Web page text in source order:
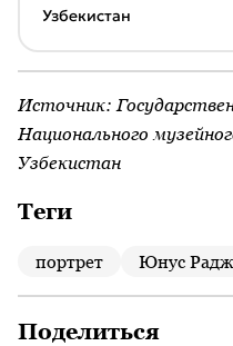
Узбекистан
Источник:
Национального
Узбекистан
Теги
портрет Юнус
Поделиться